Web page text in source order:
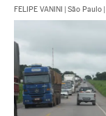
FELIPE VANINI | São Paulo |